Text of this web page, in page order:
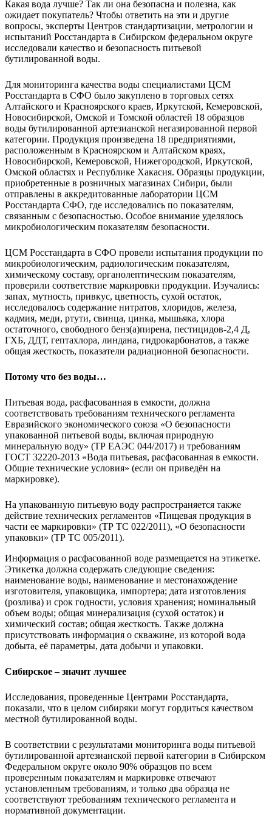
Какая вода лучше? Так ли она безопасна и полезна, как
ожидает покупатель? Чтобы ответить на эти и другие
вопросы, эксперты Центров стандартизации, метрологии и
испытаний Росстандарта в Сибирском федеральном округе
исследовали качество и безопасность питьевой
бутилированной воды.
Для мониторинга качества воды специалистами ЦСМ
Росстандарта в СФО было закуплено в торговых сетях
Алтайского и Красноярского краев, Иркутской, Кемеровской,
Новосибирской, Омской и Томской областей 18 образцов
воды бутилированной артезианской негазированной первой
категории. Продукция произведена 18 предприятиями,
расположенным в Красноярском и Алтайском краях,
Новосибирской, Кемеровской, Нижегородской, Иркутской,
Омской областях и Республике Хакасия. Образцы продукции,
приобретенные в розничных магазинах Сибири, были
отправлены в аккредитованные лаборатории ЦСМ
Росстандарта СФО, где исследовались по показателям,
связанным с безопасностью. Особое внимание уделялось
микробиологическим показателям безопасности.
ЦСМ Росстандарта в СФО провели испытания продукции по
микробиологическим, радиологическим показателям,
химическому составу, органолептическим показателям,
проверили соответствие маркировки продукции. Изучались:
запах, мутность, привкус, цветность, сухой остаток,
исследовалось содержание нитратов, хлоридов, железа,
кадмия, меди, ртути, свинца, цинка, мышьяка, хлора
остаточного, свободного бенз(а)пирена, пестицидов-2,4 Д,
ГХБ, ДДТ, гептахлора, линдана, гидрокарбонатов, а также
общая жесткость, показатели радиационной безопасности.
Потому что без воды…
Питьевая вода, расфасованная в емкости, должна
соответствовать требованиям технического регламента
Евразийского экономического союза «О безопасности
упакованной питьевой воды, включая природную
минеральную воду» (ТР ЕАЭС 044/2017) и требованиям
ГОСТ 32220-2013 «Вода питьевая, расфасованная в емкости.
Общие технические условия» (если он приведён на
маркировке).
На упакованную питьевую воду распространяется также
действие технических регламентов «Пищевая продукция в
части ее маркировки» (ТР ТС 022/2011), «О безопасности
упаковки» (ТР ТС 005/2011).
Информация о расфасованной воде размещается на этикетке.
Этикетка должна содержать следующие сведения:
наименование воды, наименование и местонахождение
изготовителя, упаковщика, импортера; дата изготовления
(розлива) и срок годности, условия хранения; номинальный
объем воды; общая минерализация (сухой остаток) и
химический состав; общая жесткость. Также должна
присутствовать информация о скважине, из которой вода
добыта, её параметры, дата добычи и упаковки.
Сибирское – значит лучшее
Исследования, проведенные Центрами Росстандарта,
показали, что в целом сибиряки могут гордиться качеством
местной бутилированной воды.
В соответствии с результатами мониторинга воды питьевой
бутилированной артезианской первой категории в Сибирском
Федеральном округе около 90% образцов по всем
проверенным показателям и маркировке отвечают
установленным требованиям, и только два образца не
соответствуют требованиям технического регламента и
нормативной документации.